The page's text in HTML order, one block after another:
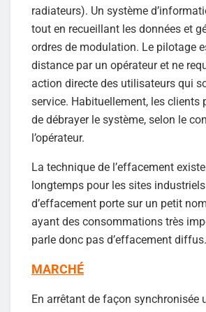
radiateurs). Un système
tout en recueillant les données et
ordres de modulation. Le pilotage
distance par un opérateur et ne
action directe des utilisateurs qui
service. Habituellement, les clients
de débrayer le système, selon le
l’opérateur.
La technique de l’effacement
longtemps pour les sites
d’effacement porte sur un petit
ayant des consommations très
parle donc pas d’effacement diffus.
MARCHÉ
En arrêtant de façon synchronisée